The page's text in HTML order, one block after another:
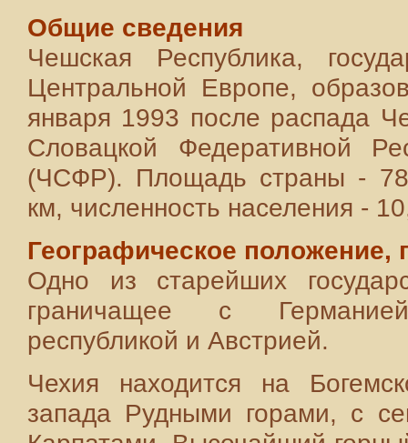
Общие сведения
Чешская Республика,
Центральной Европе,
января 1993 после распада
Словацкой Федеративной
(ЧСФР). Площадь страны -
км, численность населения -
Географическое положение,
Одно из старейших
граничащее с
республикой и Австрией.
Чехия находится на
запада Рудными горами, с